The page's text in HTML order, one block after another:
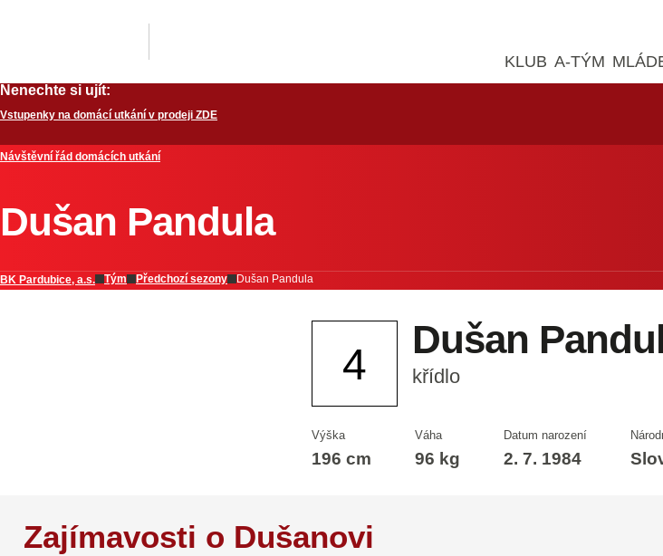
KLUB A-TÝM
Nenechte si ujít:
Vstupenky na domácí utkání v prodeji ZDE
Návštěvní řád domácích utkání
Dušan Pandula
BK Pardubice, a.s. Tým Předchozí sezony Dušan Pandula
4 Dušan
křídlo
Výška Váha Datum narození
196 cm 96 kg 2. 7. 1984
Zajímavosti o Dušanovi